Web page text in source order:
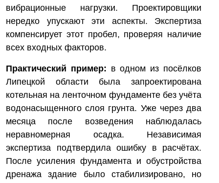
вибрационные нагрузки. Проектировщики
нередко упускают эти аспекты. Экспертиза
компенсирует этот пробел, проверяя наличие
всех входных факторов.
Практический пример: в одном из посёлков
Липецкой области была запроектирована
котельная на ленточном фундаменте без учёта
водонасыщенного слоя грунта. Уже через два
месяца после возведения наблюдалась
неравномерная осадка. Независимая
экспертиза подтвердила ошибку в расчётах.
После усиления фундамента и обустройства
дренажа здание было стабилизировано, но